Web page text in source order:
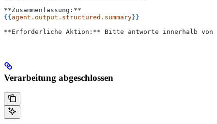
**Zusammenfassung:**
{{ agent.output.structured.summary}}
**Erforderliche Aktion:** Bitte antworte innerhalb von
Verarbeitung abgeschlossen